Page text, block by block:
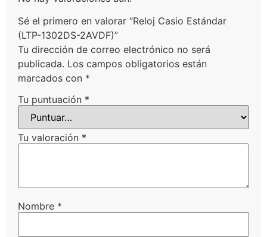
Sé el primero en valorar “Reloj Casio Estándar
(LTP-1302DS-2AVDF)”
Tu dirección de correo electrónico no será
publicada. Los campos obligatorios están
marcados con *
Tu puntuación *
Tu valoración *
Nombre *